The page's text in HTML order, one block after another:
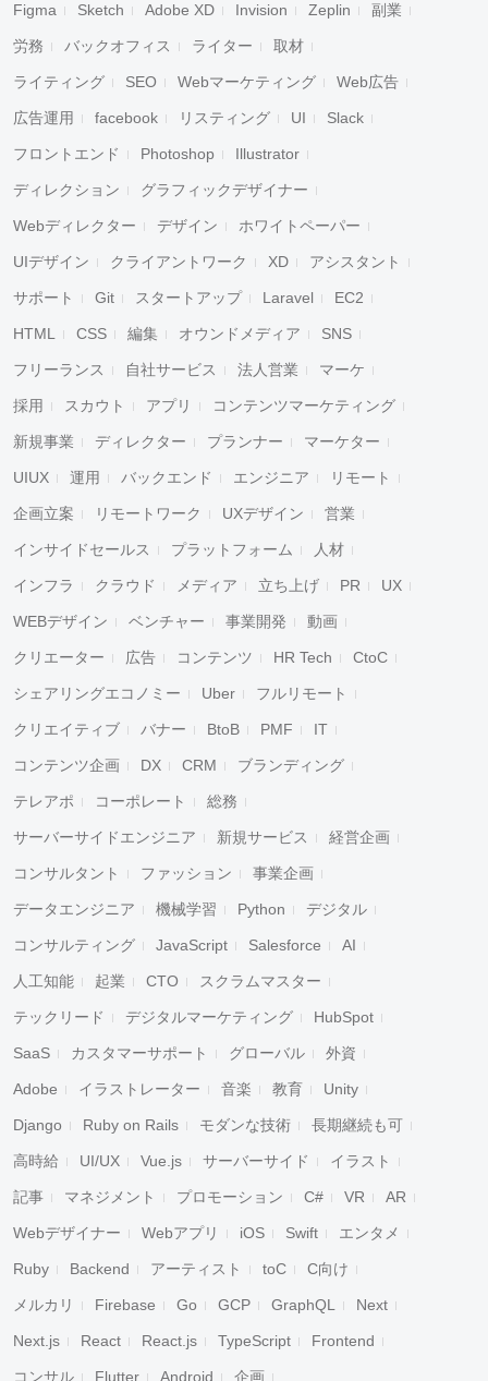
Figma Sketch Adobe XD Invision Zeplin 副業
労務 バックオフィス ライター 取材
ライティング SEO Webマーケティング Web広告
広告運用 facebook リスティング UI Slack
フロントエンド Photoshop Illustrator
ディレクション グラフィックデザイナー
Webディレクター デザイン ホワイトペーパー
UIデザイン クライアントワーク XD アシスタント
サポート Git スタートアップ Laravel EC2
HTML CSS 編集 オウンドメディア SNS
フリーランス 自社サービス 法人営業 マーケ
採用 スカウト アプリ コンテンツマーケティング
新規事業 ディレクター プランナー マーケター
UIUX 運用 バックエンド エンジニア リモート
企画立案 リモートワーク UXデザイン 営業
インサイドセールス プラットフォーム 人材
インフラ クラウド メディア 立ち上げ PR UX
WEBデザイン ベンチャー 事業開発 動画
クリエーター 広告 コンテンツ HR Tech CtoC
シェアリングエコノミー Uber フルリモート
クリエイティブ バナー BtoB PMF IT
コンテンツ企画 DX CRM ブランディング
テレアポ コーポレート 総務
サーバーサイドエンジニア 新規サービス 経営企画
コンサルタント ファッション 事業企画
データエンジニア 機械学習 Python デジタル
コンサルティング JavaScript Salesforce AI
人工知能 起業 CTO スクラムマスター
テックリード デジタルマーケティング HubSpot
SaaS カスタマーサポート グローバル 外資
Adobe イラストレーター 音楽 教育 Unity
Django Ruby on Rails モダンな技術 長期継続も可
高時給 UI/UX Vue.js サーバーサイド イラスト
記事 マネジメント プロモーション C# VR AR
Webデザイナー Webアプリ iOS Swift エンタメ
Ruby Backend アーティスト toC C向け
メルカリ Firebase Go GCP GraphQL Next
Next.js React React.js TypeScript Frontend
コンサル Flutter Android 企画